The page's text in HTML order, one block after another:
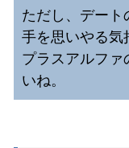
ただし、デート
手を思いやる気
プラスアルファ
いね。